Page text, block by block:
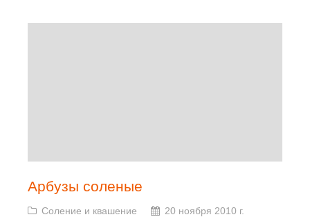
Арбузы соленые
Соление и квашение 20 ноября 2010 г.